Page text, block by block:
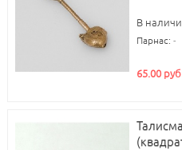
В
Парнас: -
65.00 руб